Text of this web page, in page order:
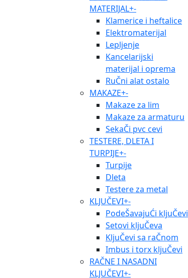
MATERIJAL+-
Klamerice i heftalice
Elektromaterijal
Lepljenje
Kancelarijski
materijal i oprema
RuČni alat ostalo
MAKAZE+-
Makaze za lim
Makaze za armaturu
SekaČi pvc cevi
TESTERE, DLETA I
TURPIJE+-
Turpije
Dleta
Testere za metal
KLJUČEVI+-
PodeŠavajuĆi kljuČevi
Setovi kljuČeva
KljuČevi sa raČnom
Imbus i torx kljuČevi
RAČNE I NASADNI
KLJUČEVI+-